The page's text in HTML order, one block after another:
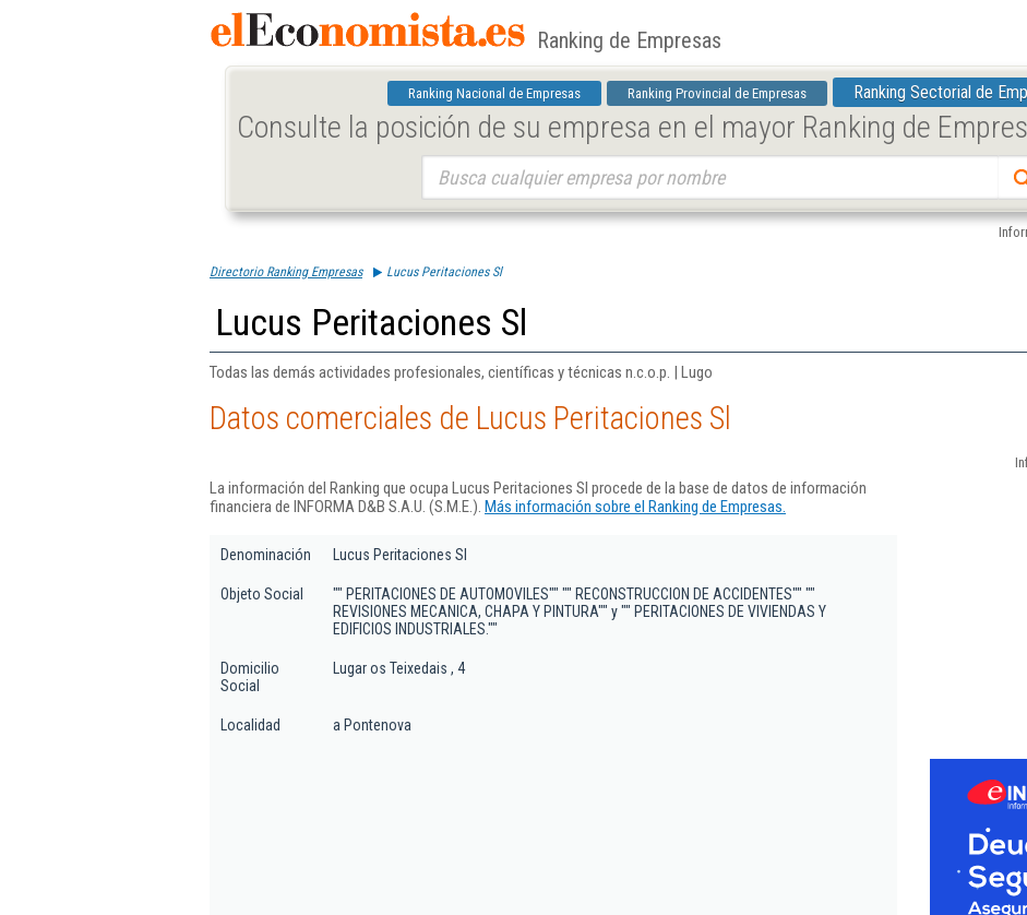
Ranking de Empresas
Ranking Nacional de Empresas Ranking Provincial de Empresas Ranking Sectorial de
Consulte la posición de su empresa en el mayor Ranking de
Directorio Ranking Empresas Lucus Peritaciones Sl
Lucus Peritaciones Sl
Todas las demás actividades profesionales, científicas y técnicas n.c.o.p. | Lugo
Datos comerciales de Lucus Peritaciones Sl
La información del Ranking que ocupa Lucus Peritaciones Sl procede de la base de datos de información
financiera de INFORMA D&B S.A.U. (S.M.E.). Más información sobre el Ranking de Empresas.
Denominación Lucus Peritaciones Sl
Objeto Social
"" PERITACIONES DE AUTOMOVILES"" "" RECONSTRUCCION DE ACCIDENTES"" ""
REVISIONES MECANICA, CHAPA Y PINTURA"" y "" PERITACIONES DE VIVIENDAS Y
EDIFICIOS INDUSTRIALES.""
Domicilio
Social
Lugar os Teixedais , 4
Localidad a Pontenova